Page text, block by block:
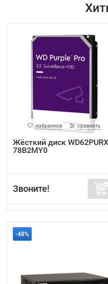
избранное сравнить
Жёсткий диск
78B2MY0
Звоните!
-48%